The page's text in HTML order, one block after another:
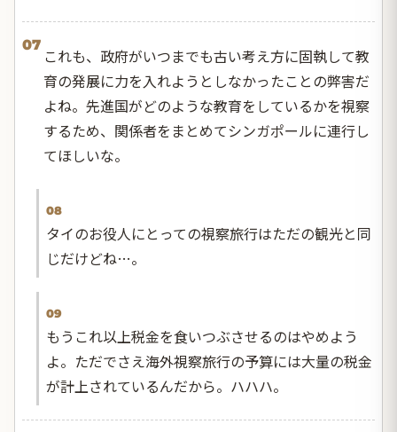
07
これも、政府がいつまでも古い考え方に固執して教
育の発展に力を入れようとしなかったことの弊害だ
よね。先進国がどのような教育をしているかを視察
するため、関係者をまとめてシンガポールに連行し
てほしいな。
08
タイのお役人にとっての視察旅行はただの観光と同
じだけどね…。
09
もうこれ以上税金を食いつぶさせるのはやめよう
よ。ただでさえ海外視察旅行の予算には大量の税金
が計上されているんだから。ハハハ。